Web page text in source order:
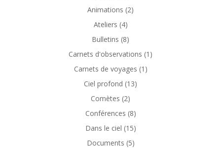
Animations (2)
Ateliers (4)
Bulletins (8)
Carnets d'observations (1)
Carnets de voyages (1)
Ciel profond (13)
Comètes (2)
Conférences (8)
Dans le ciel (15)
Documents (5)